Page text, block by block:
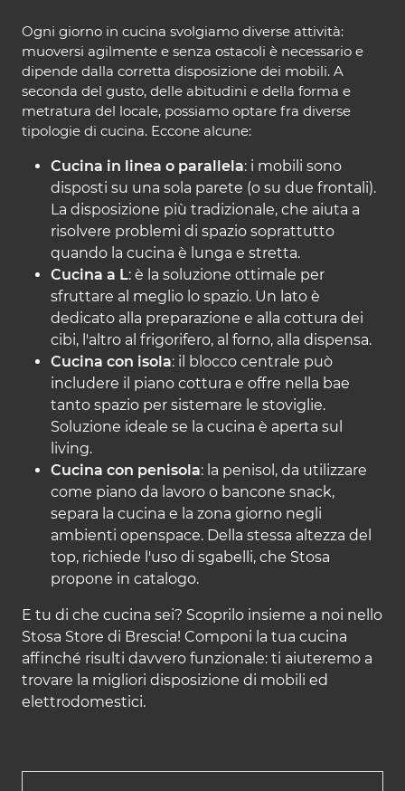
Ogni giorno in cucina svolgiamo diverse attività:
muoversi agilmente e senza ostacoli è necessario e
dipende dalla corretta disposizione dei mobili. A
seconda del gusto, delle abitudini e della forma e
metratura del locale, possiamo optare fra diverse
tipologie di cucina. Eccone alcune:
Cucina in linea o parallela: i mobili sono
disposti su una sola parete (o su due frontali).
La disposizione più tradizionale, che aiuta a
risolvere problemi di spazio soprattutto
quando la cucina è lunga e stretta.
Cucina a L: è la soluzione ottimale per
sfruttare al meglio lo spazio. Un lato è
dedicato alla preparazione e alla cottura dei
cibi, l'altro al frigorifero, al forno, alla dispensa.
Cucina con isola: il blocco centrale può
includere il piano cottura e offre nella bae
tanto spazio per sistemare le stoviglie.
Soluzione ideale se la cucina è aperta sul
living.
Cucina con penisola: la penisol, da utilizzare
come piano da lavoro o bancone snack,
separa la cucina e la zona giorno negli
ambienti openspace. Della stessa altezza del
top, richiede l'uso di sgabelli, che Stosa
propone in catalogo.
E tu di che cucina sei? Scoprilo insieme a noi nello
Stosa Store di Brescia! Componi la tua cucina
affinché risulti davvero funzionale: ti aiuteremo a
trovare la migliori disposizione di mobili ed
elettrodomestici.